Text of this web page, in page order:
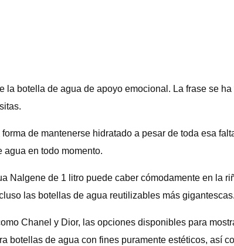
botella de agua de apoyo emocional. La frase se
de mantenerse hidratado a pesar de toda esa
en todo momento.
Nalgene de 1 litro puede caber cómodamente en la
las botellas de agua reutilizables más
Chanel y Dior, las opciones disponibles para
botellas de agua con fines puramente estéticos, así